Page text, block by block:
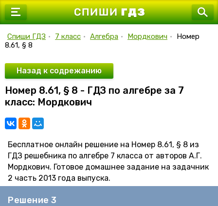
7 класс
9 класс
10 класс
11 класс
Спиши ГДЗ • 7 класс • Алгебра • Мордкович •
Номер
8.61, § 8
Назад к содрежанию
Номер 8.61, § 8 - ГДЗ по алгебре за 7
класс: Мордкович
Бесплатное онлайн решение на Номер 8.61, § 8 из
ГДЗ решебника по алгебре 7 класса от авторов А.Г.
Мордкович. Готовое домашнее задание на задачник
2 часть 2013 года выпуска.
Решение 3